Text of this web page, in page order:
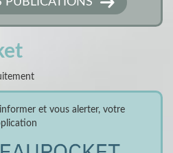
et vous alerter, votre